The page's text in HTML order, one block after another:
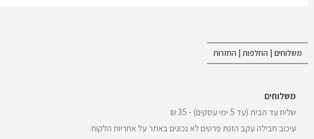
משלוחים | החלפות | החזרות
משלוחים
שליח עד הבית (עד 5 ימי עסקים) - 35 ₪
עיכוב חבילה עקב הזנת פרטים לא נכונים באתר על אחריות הלקוח.